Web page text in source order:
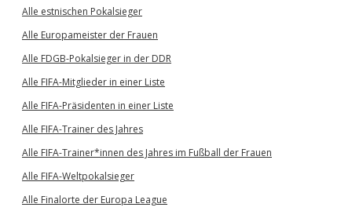
Alle estnischen Pokalsieger
Alle Europameister der Frauen
Alle FDGB-Pokalsieger in der DDR
Alle FIFA-Mitglieder in einer Liste
Alle FIFA-Präsidenten in einer Liste
Alle FIFA-Trainer des Jahres
Alle FIFA-Trainer*innen des Jahres im Fußball der Frauen
Alle FIFA-Weltpokalsieger
Alle Finalorte der Europa League